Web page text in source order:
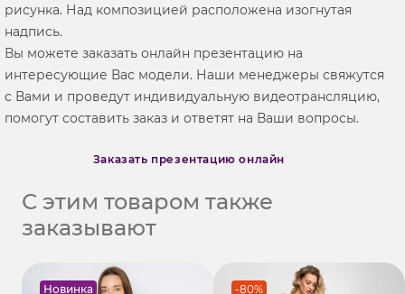
рисунка. Над композицией расположена изогнутая
надпись.
Вы можете заказать онлайн презентацию на
интересующие Вас модели. Наши менеджеры свяжутся
с Вами и проведут индивидуальную видеотрансляцию,
помогут составить заказ и ответят на Ваши вопросы.
Заказать презентацию онлайн
С этим товаром также
заказывают
Новинка
-80%